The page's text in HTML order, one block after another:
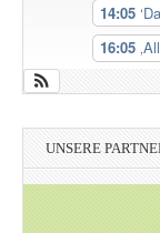
14:05
16:05
UNSERE